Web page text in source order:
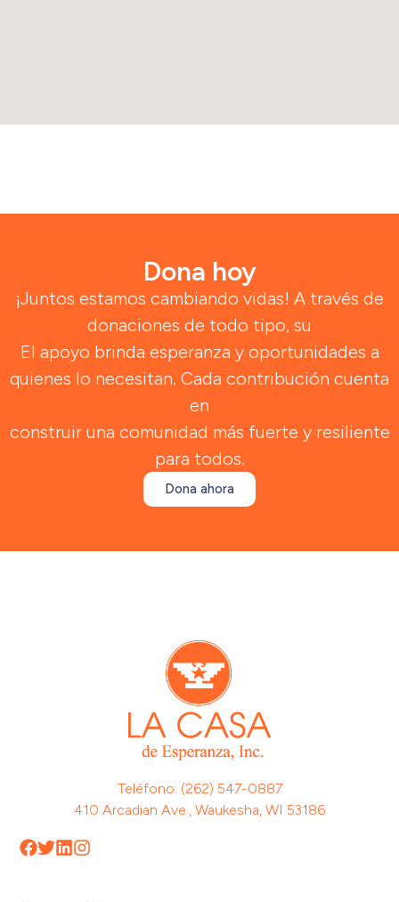
Dona hoy
¡Juntos estamos cambiando vidas! A través de
donaciones de todo tipo, su
El apoyo brinda esperanza y oportunidades a
quienes lo necesitan. Cada contribución cuenta
en
construir una comunidad más fuerte y resiliente
para todos.
Dona ahora
Teléfono: (262) 547-0887
410 Arcadian Ave., Waukesha, WI 53186